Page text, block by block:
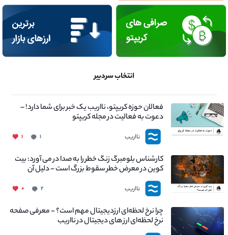
انتخاب سردبیر
فعالان حوزه کریپتو، نااریب یک خبر برای شما دارد! –
دعوت به فعالیت در مجله کریپتو
نااریب ۱ ۱
کارشناس بلومبرگ زنگ خطر را به صدا در می آورد: بیت
کوین در معرض خطر سقوط بزرگ است - دلیل آن
چیست؟
نااریب ۲ ۰
چرا نرخ لحظه‌ای ارزدیجیتال مهم است؟ - معرفی صفحه
نرخ لحظه‌ای ارز های دیجیتال در نااریب